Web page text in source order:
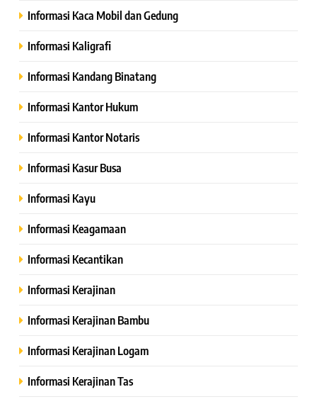
Informasi Kaca Mobil dan Gedung
Informasi Kaligrafi
Informasi Kandang Binatang
Informasi Kantor Hukum
Informasi Kantor Notaris
Informasi Kasur Busa
Informasi Kayu
Informasi Keagamaan
Informasi Kecantikan
Informasi Kerajinan
Informasi Kerajinan Bambu
Informasi Kerajinan Logam
Informasi Kerajinan Tas